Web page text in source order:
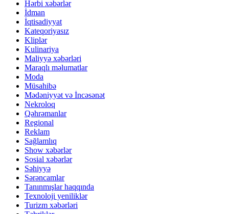
Hərbi xəbərlər
İdman
İqtisadiyyat
Kateqoriyasız
Kliplər
Kulinariya
Maliyyə xəbərləri
Maraqlı məlumatlar
Moda
Müsahibə
Mədəniyyət və İncəsənət
Nekroloq
Qəhrəmanlar
Regional
Reklam
Sağlamlıq
Show xəbərlər
Sosial xəbərlər
Səhiyyə
Sərəncamlar
Tanınmışlar haqqında
Texnoloji yeniliklər
Turizm xəbərləri